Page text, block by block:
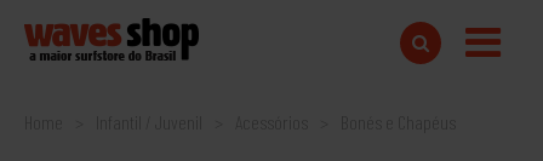
Home